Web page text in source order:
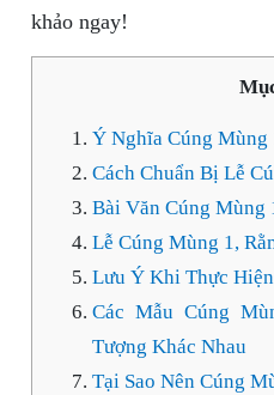
khảo ngay!
Ý Nghĩa Cúng Mùng
Cách Chuẩn Bị Lễ
Bài Văn Cúng Mùng
Lễ Cúng Mùng 1,
Lưu Ý Khi Thực
Các Mẫu Cúng
Tượng Khác Nhau
Tại Sao Nên Cúng